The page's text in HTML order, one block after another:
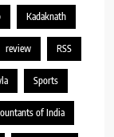
Kadaknath
review RSS
Sports
of India